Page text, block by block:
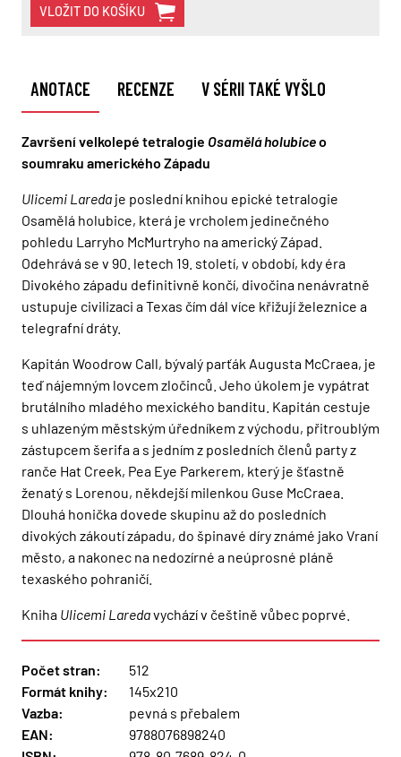
VLOŽIT DO KOŠÍKU
ANOTACE RECENZE V SÉRII TAKÉ VYŠLO
Završení velkolepé tetralogie Osamělá holubiceo
soumraku amerického Západu
Ulicemi Lareda je poslední knihou epické tetralogie
Osamělá holubice, která je vrcholem jedinečného
pohledu Larryho McMurtryho na americký Západ.
Odehrává se v 90. letech 19. století, v období, kdy éra
Divokého západu definitivně končí, divočina nenávratně
ustupuje civilizaci a Texas čím dál více křižují železnice a
telegrafní dráty.
Kapitán Woodrow Call, bývalý parťák Augusta McCraea, je
teď nájemným lovcem zločinců. Jeho úkolem je vypátrat
brutálního mladého mexického banditu. Kapitán cestuje
s uhlazeným městským úředníkem z východu, přitroublým
zástupcem šerifa a s jedním z posledních členů party z
ranče Hat Creek, Pea Eye Parkerem, který je šťastně
ženatý s Lorenou, někdejší milenkou Guse McCraea.
Dlouhá honička dovede skupinu až do posledních
divokých zákoutí západu, do špinavé díry známé jako Vraní
město, a nakonec na nedozírné a neúprosné pláně
texaského pohraničí.
Kniha Ulicemi Laredavychází v češtině vůbec poprvé.
Počet stran:
512
Formát knihy:
145x210
Vazba:
pevná s přebalem
EAN:
9788076898240